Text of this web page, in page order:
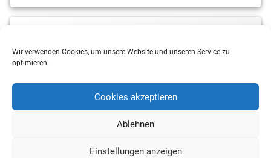
Wir verwenden Cookies, um unsere Website und unseren Service zu
optimieren.
Cookies akzeptieren
Ablehnen
Einstellungen anzeigen